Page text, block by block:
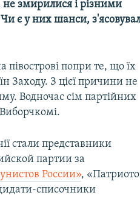
змирилися і різними
є у них шанси,
півострові попри те, що їх
Заходу. З цієї причини не
Водночас сім партійних
стали представники
партии за
России»,
списочники